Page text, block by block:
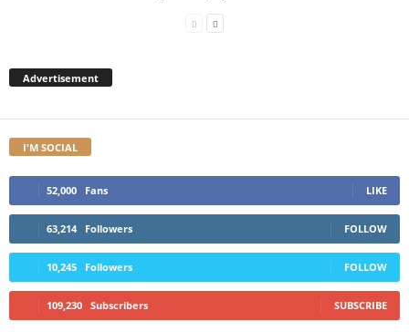
Advertisement
I'M SOCIAL
52,000 Fans LIKE
63,214 Followers FOLLOW
10,245 Followers FOLLOW
109,230 Subscribers SUBSCRIBE